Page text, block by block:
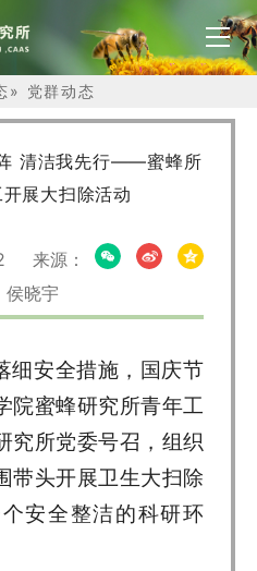
» 党群动态
清洁我先行——蜜蜂所
展大扫除活动
来源：
晓宇
细安全措施，国庆节
院蜜蜂研究所青年工
究所党委号召，组织
带头开展卫生大扫除
安全整洁的科研环